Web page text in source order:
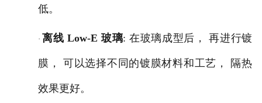
低。
· 离线 Low-E 玻璃: 在玻璃成型后， 再进行镀
膜， 可以选择不同的镀膜材料和工艺， 隔热
效果更好。